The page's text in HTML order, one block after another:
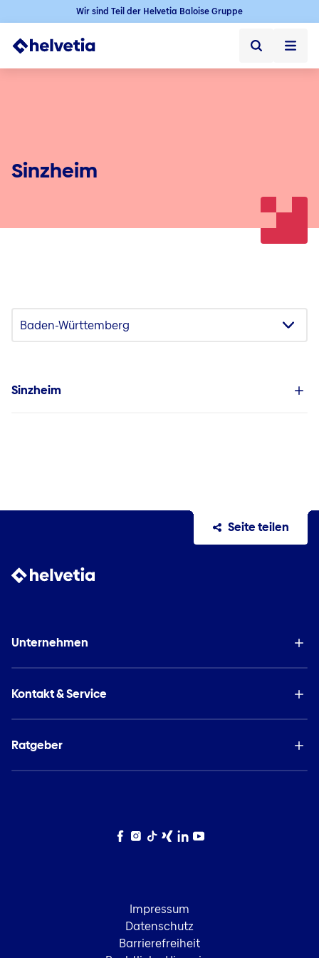
Wir sind Teil der Helvetia Baloise Gruppe
Kontakt & Service
Sinzheim
Sinzheim
Seite teilen
Unternehmen
Kontakt & Service
Ratgeber
Facebook
Instagram
TikTokXingLinkedIn
YouTube
Impressum
Datenschutz
Barrierefreiheit